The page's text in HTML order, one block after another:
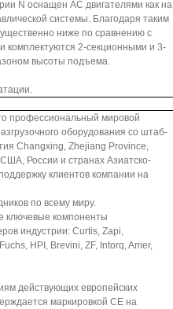
N оснащен АС двигателями как на
системы. Благодаря таким
ниже по сравнению с
комплектуются 2-секционными и 3-
высоты подъема.
профессиональный мировой
оборудования со штаб-
Changxing, Zhejiang Province,
России и странах Азиатско-
клиентов компании на
по всему миру.
ключевые компоненты
индустрии: Curtis, Zapi,
HPI, Brevini, ZF, Intorq, Amer,
действующих европейских
маркировкой СЕ на